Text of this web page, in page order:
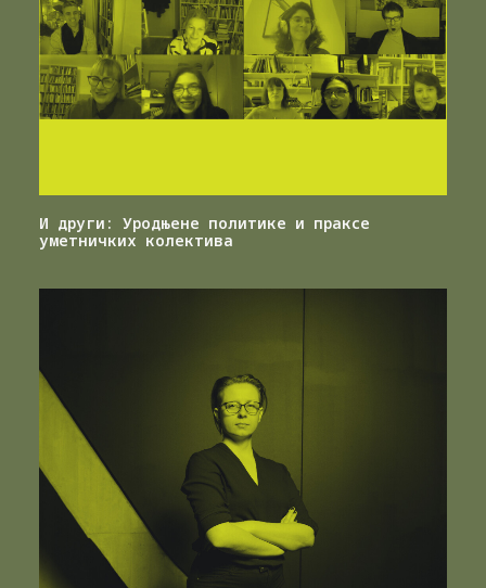
И други: Уродњене политике и праксе
уметничких колектива